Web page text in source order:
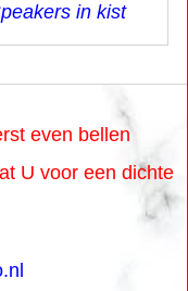
in kist
even bellen
U voor een dichte